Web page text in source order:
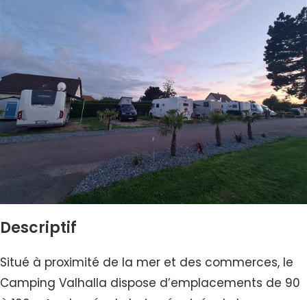
Descriptif
Situé à proximité de la mer et des commerces, le
Camping Valhalla dispose d’emplacements de 90